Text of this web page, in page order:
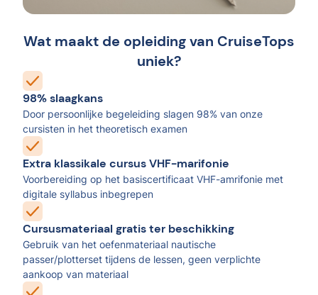
Wat maakt de opleiding van CruiseTops
uniek?
98% slaagkans
Door persoonlijke begeleiding slagen 98% van onze
cursisten in het theoretisch examen
Extra klassikale cursus VHF-marifonie
Voorbereiding op het basiscertificaat VHF-amrifonie met
digitale syllabus inbegrepen
Cursusmateriaal gratis ter beschikking
Gebruik van het oefenmateriaal nautische
passer/plotterset tijdens de lessen, geen verplichte
aankoop van materiaal